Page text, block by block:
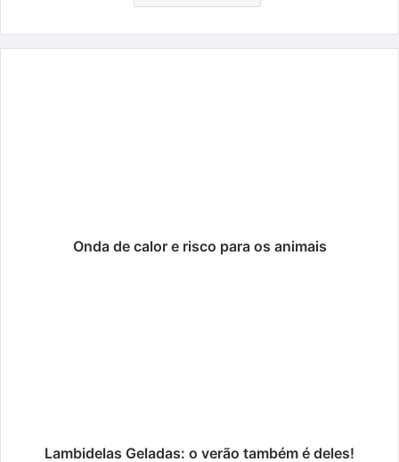
Onda de calor e risco para os animais
Lambidelas Geladas: o verão também é deles!